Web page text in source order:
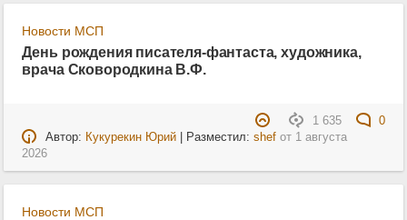
Новости МСП
День рождения писателя-фантаста, художника,
врача Сковородкина В.Ф.
1 635
0
Автор: Кукурекин Юрий| Разместил: shefот 1 августа
2026
Новости МСП